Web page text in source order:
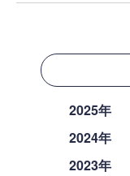
2025年
2024年
2023年